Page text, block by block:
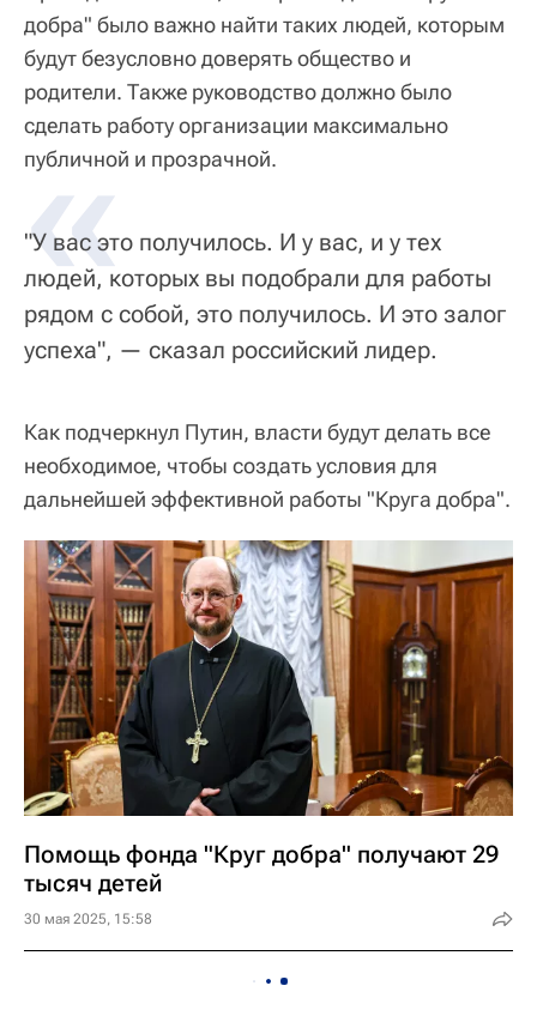
добра" было важно найти таких людей, которым
будут безусловно доверять общество и
родители. Также руководство должно было
сделать работу организации максимально
публичной и прозрачной.
«
"У вас это получилось. И у вас, и у тех
людей, которых вы подобрали для работы
рядом с собой, это получилось. И это залог
успеха", — сказал российский лидер.
Как подчеркнул Путин, власти будут делать все
необходимое, чтобы создать условия для
дальнейшей эффективной работы "Круга добра".
Помощь фонда "Круг добра" получают 29
тысяч детей
30 мая 2025, 15:58